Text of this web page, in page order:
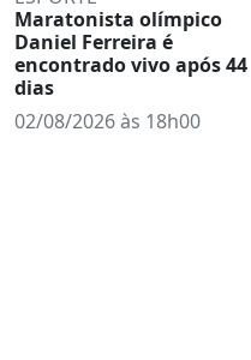
Maratonista olímpico
Daniel Ferreira é
encontrado vivo após 44
dias
02/08/2026 às 18h00